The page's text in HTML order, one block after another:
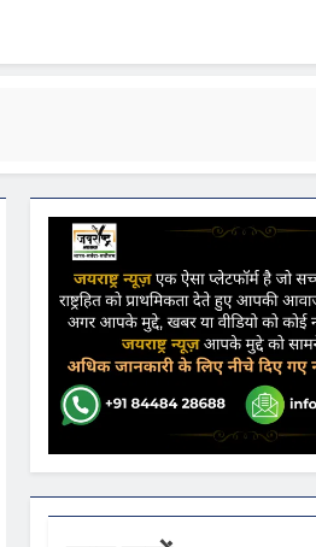
की आशंका
कहा- कार्यक्रम से सरकार का कोई संबंध नहीं